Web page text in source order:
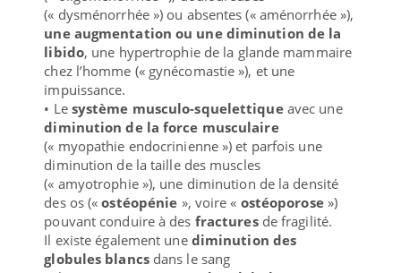
(« dysménorrhée ») ou absentes (« aménorrhée »),
une augmentation ou une diminution de la
libido, une hypertrophie de la glande mammaire
chez l’homme (« gynécomastie »), et une
impuissance.
• Le système musculo-squelettiqueavec une
diminution de la force musculaire
(« myopathie endocrinienne ») et parfois une
diminution de la taille des muscles
(« amyotrophie »), une diminution de la densité
des os («ostéopénie », voire « ostéoporose »)
pouvant conduire à des fracturesde fragilité.
Il existe également une diminution des
globules blancsdans le sang